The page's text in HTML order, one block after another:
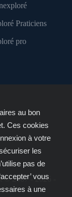
Praticiens
pro
© 2007 - 2026 -
au bon
Ces cookies
à votre
les
pas de
vous
à une